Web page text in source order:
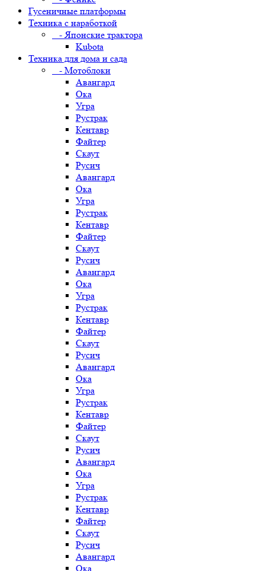
Гусеничные платформы
Техника с наработкой
- Японские трактора
Kubota
Техника для дома и сада
- Мотоблоки
Авангард
Ока
Угра
Рустрак
Кентавр
Файтер
Скаут
Русич
Авангард
Ока
Угра
Рустрак
Кентавр
Файтер
Скаут
Русич
Авангард
Ока
Угра
Рустрак
Кентавр
Файтер
Скаут
Русич
Авангард
Ока
Угра
Рустрак
Кентавр
Файтер
Скаут
Русич
Авангард
Ока
Угра
Рустрак
Кентавр
Файтер
Скаут
Русич
Авангард
Ока